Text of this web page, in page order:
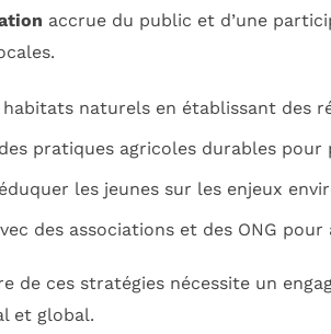
accrue du public et d’une
naturels en établissant des
pratiques agricoles durables pour
les jeunes sur les enjeux
des associations et des ONG
de ces stratégies nécessite un
et global.